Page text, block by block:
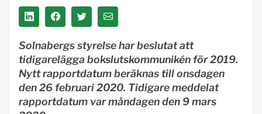
Solnabergs styrelse har beslutat att
tidigarelägga bokslutskommunikén för 2019.
Nytt rapportdatum beräknas till onsdagen
den 26 februari 2020. Tidigare meddelat
rapportdatum var måndagen den 9 mars